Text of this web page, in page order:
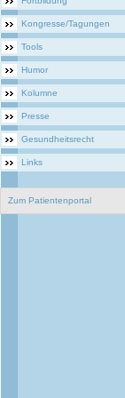
Kongresse/Tagungen
Tools
Humor
Kolumne
Presse
Gesundheitsrecht
Links
Zum Patientenportal